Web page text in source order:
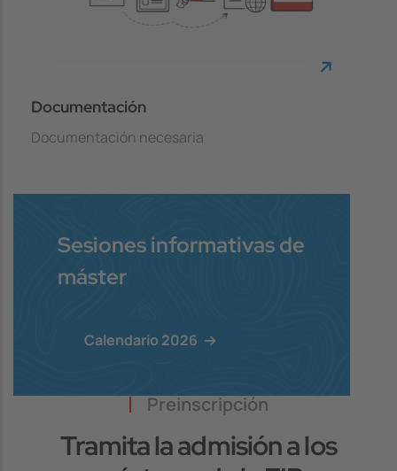
Documentación
Documentación necesaria
Sesiones informativas de
máster
Calendario 2026
Preinscripción
Tramita la admisión a los